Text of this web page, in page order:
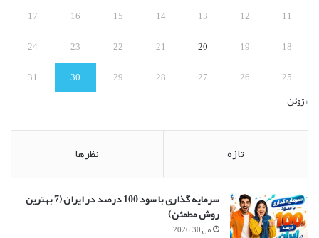
11
12
13
14
15
16
17
18
19
20
21
22
23
24
25
26
27
28
29
30
31
« ژوئن
تازه نظرها
سرمایه گذاری با سود 100 درصد در ایران (7 بهترین
روش مطمئن)
می 30, 2026